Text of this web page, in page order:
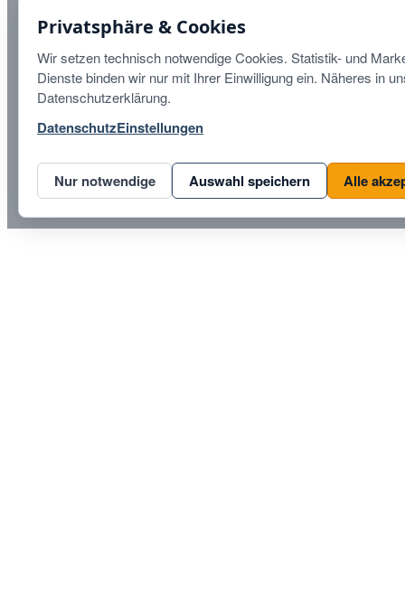
Privatsphäre & Cookies
Wir setzen technisch notwendige Cookies. Statistik- und
Dienste binden wir nur mit Ihrer Einwilligung ein. Näheres in
Datenschutzerklärung.
DatenschutzEinstellungen
Nur notwendige Auswahl speichern Alle
Diese Website ist durch
Datenschutzbestimmungen